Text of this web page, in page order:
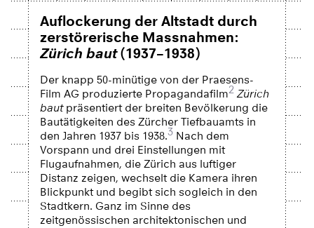
Auflockerung der Altstadt durch
zerstörerische Massnahmen:
Zürich baut(1937–1938)
Der knapp 50-minütige von der Praesens-
Film AG produzierte Propagandafilm2 Zürich
bautpräsentiert der breiten Bevölkerung die
Bautätigkeiten des Zürcher Tiefbauamts in
den Jahren 1937 bis 1938.3Nach dem
Vorspann und drei Einstellungen mit
Flugaufnahmen, die Zürich aus luftiger
Distanz zeigen, wechselt die Kamera ihren
Blickpunkt und begibt sich sogleich in den
Stadtkern. Ganz im Sinne des
zeitgenössischen architektonischen und